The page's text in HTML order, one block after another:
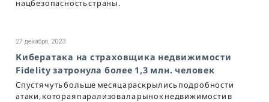
нацбезопасность страны.
27 декабря, 2023
Кибератака на страховщика недвижимости
Fidelity затронула более 1,3 млн. человек
Спустя чуть больше месяца раскрылись подробности
атаки, которая парализовала рынок недвижимости в